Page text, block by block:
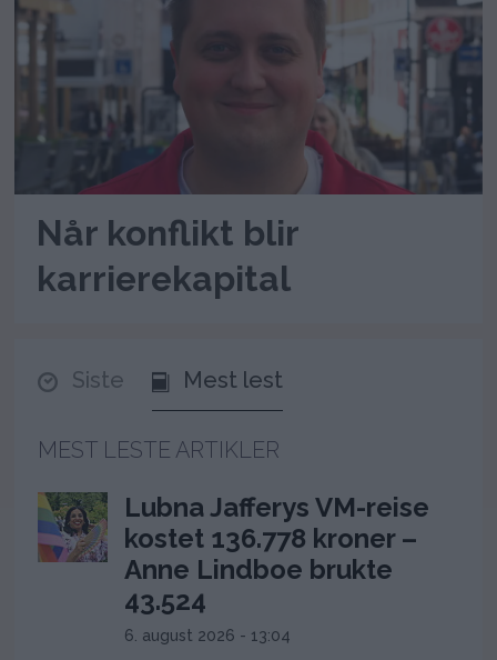
Når konflikt blir
karrierekapital
Siste Mest lest
MEST LESTE ARTIKLER
Lubna Jafferys VM-reise
kostet 136.778 kroner –
Anne Lindboe brukte
43.524
6. august 2026 - 13:04